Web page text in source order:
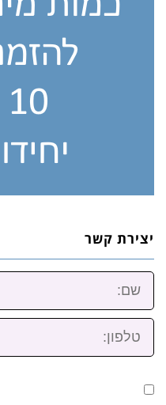
יצירת קשר
שם:
טלפון: